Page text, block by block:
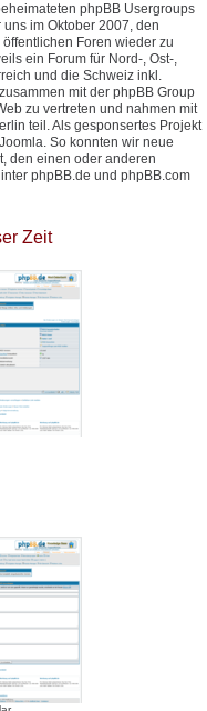
phpBB Usergroups
im Oktober 2007, den
Foren wieder zu
ein Forum für Nord-, Ost-,
und die Schweiz inkl.
mit der phpBB Group
zu vertreten und nahmen mit
teil. Als gesponsertes Projekt
So konnten wir neue
den einen oder anderen
phpBB.de und phpBB.com
Zeit